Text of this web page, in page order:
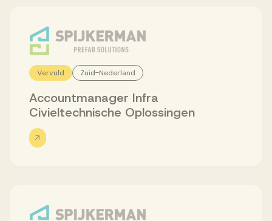
Vervuld Zuid-Nederland
Accountmanager Infra
Civieltechnische Oplossingen